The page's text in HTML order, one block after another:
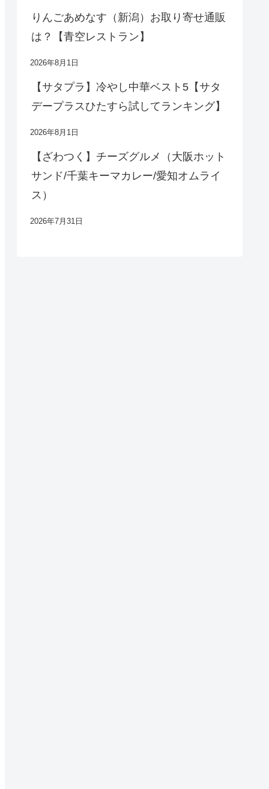
りんごあめなす（新潟）お取り寄せ通販
は？【青空レストラン】
2026年8月1日
【サタプラ】冷やし中華ベスト5【サタ
デープラスひたすら試してランキング】
2026年8月1日
【ざわつく】チーズグルメ（大阪ホット
サンド/千葉キーマカレー/愛知オムライ
ス）
2026年7月31日